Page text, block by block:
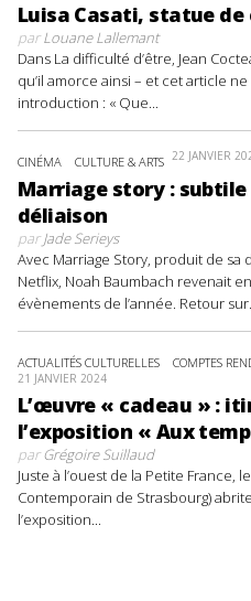
Luisa Casati, statue de
parLouane Lallemant
Dans La difficulté d’être, Jean
qu’il amorce ainsi – et cet article
introduction : « Que...
CINÉMA CULTURE & ARTS 22 JANVIER
Marriage story : subtile
déliaison
parJade Serieys
Avec Marriage Story, produit de
Netflix, Noah Baumbach revenait
évènements de l’année. Retour
ACTUALITÉS CULTURELLES COMPTES
21 JANVIER 2024
L’œuvre « cadeau » :
l’exposition « Aux
parGrégoire Suillaud
Juste à l’ouest de la Petite France,
Contemporain de Strasbourg)
l’exposition...